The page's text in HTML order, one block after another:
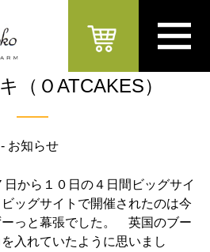
（ＯATCAKES）
お知らせ
から１０日の４日間ビッグサイ
ッグサイトで開催されたのは今
っと幕張でした。 英国のブー
入れていたように思いまし